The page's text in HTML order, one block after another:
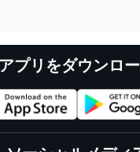
アプリをダウンロ